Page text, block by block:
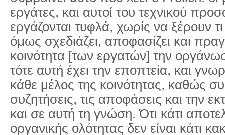
εργάτες, και αυτοί του τεχνικού
εργάζονται τυφλά, χωρίς να ξέρουν
όμως σχεδιάζει, αποφασίζει και
κοινότητα [των εργατών] την
τότε αυτή έχει την εποπτεία, και
κάθε μέλος της κοινότητας, καθώς
συζητήσεις, τις αποφάσεις και την
και σε αυτή τη γνώση. Ότι κάτι
οργανικής ολότητας δεν είναι κάτι